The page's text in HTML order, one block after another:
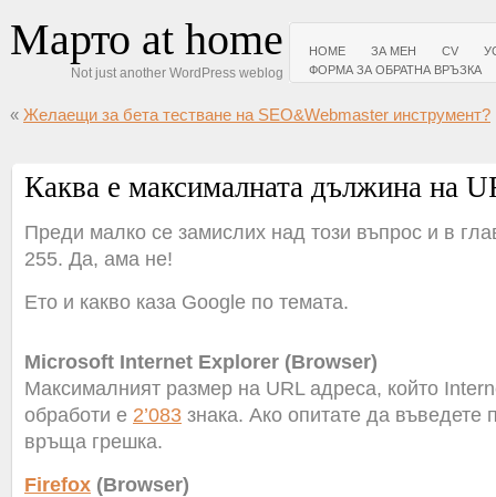
Марто at home
Not just another WordPress weblog
HOME ЗА МЕН CV
ФОРМА ЗА ОБРАТНА ВРЪЗКА
« Желаещи за бета тестване на SEO&Webmaster инструмент?
Каква е максималната дължина на
Преди малко се замислих над този въпрос и в
255. Да, ама не!
Ето и какво каза Google по темата.
Microsoft Internet Explorer (Browser)
Максималният размер на URL адреса, който
обработи е 2’083 знака. Ако опитате да въведете
връща грешка.
Firefox (Browser)